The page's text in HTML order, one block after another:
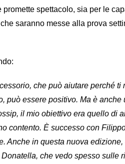
spettacolo, sia per le
saranno messe alla prova
che può aiutare perché ti
essere positivo. Ma è anche
il mio obiettivo era quello di
contento. È successo con
Anche in questa nuova
che vedo spesso sulle